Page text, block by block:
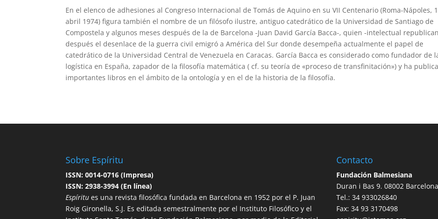
En el elenco de adhesiones al Congreso Internacional de Tomás de Aquino en su VII Centenario (Roma-Nápoles,
abril 1974) figura también el nombre de un filósofo ilustre, antiguo catedrático de la Universidad de Santiago de
Compostela y algunos meses después de la de Barcelona -Juan David García Bacca-, quien -intelectual
después el desenlace de la guerra civil emigró a América del Sur donde desempeña actualmente el papel de
catedrático de la Universidad Central de Venezuela en Caracas. García Bacca es considerado como fundador de
logística en España, zapador de la filosofía matemática ( cf. su teoría de «proceso de transfinitación») y ha
importantes libros en el ámbito de la ontología y en el de la historia de la filosofía.
Sobre Espíritu
ISSN: 0014-0716 (Impresa)
ISSN: 2938-3994 (En línea)
Espíritu es una revista filosófica fundada en Barcelona en 1952 por el P. Juan
Roig Gironella, S.J. Es editada semestralmente por el Instituto Filosófico y el
Contacto
Fundación Balmesiana
Duran i Bas 9. 08002 Barcelona
Tel.: 34 933026840
Fax: 34 93 3170498